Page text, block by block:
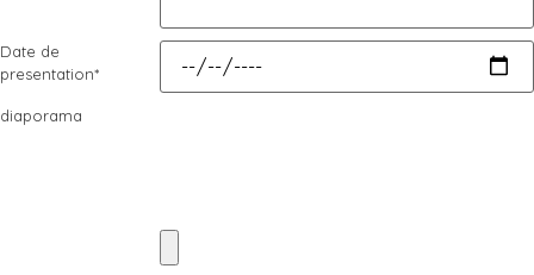
Date de
presentation*
diaporama